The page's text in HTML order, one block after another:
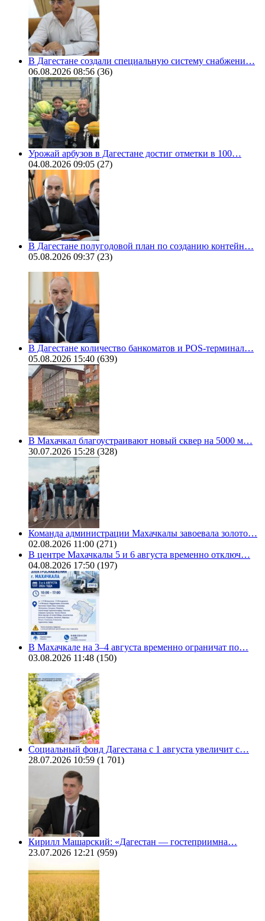
В Дагестане создали специальную систему снабжени…
06.08.2026 08:56 (36)
Урожай арбузов в Дагестане достиг отметки в 100…
04.08.2026 09:05 (27)
В Дагестане полугодовой план по созданию контейн…
05.08.2026 09:37 (23)
В Дагестане количество банкоматов и POS-терминал…
05.08.2026 15:40 (639)
В Махачкал благоустраивают новый сквер на 5000 м…
30.07.2026 15:28 (328)
Команда администрации Махачкалы завоевала золото…
02.08.2026 11:00 (271)
В центре Махачкалы 5 и 6 августа временно отключ…
04.08.2026 17:50 (197)
В Махачкале на 3–4 августа временно ограничат по…
03.08.2026 11:48 (150)
Социальный фонд Дагестана с 1 августа увеличит с…
28.07.2026 10:59 (1 701)
Кирилл Машарский: «Дагестан — гостеприимна…
23.07.2026 12:21 (959)